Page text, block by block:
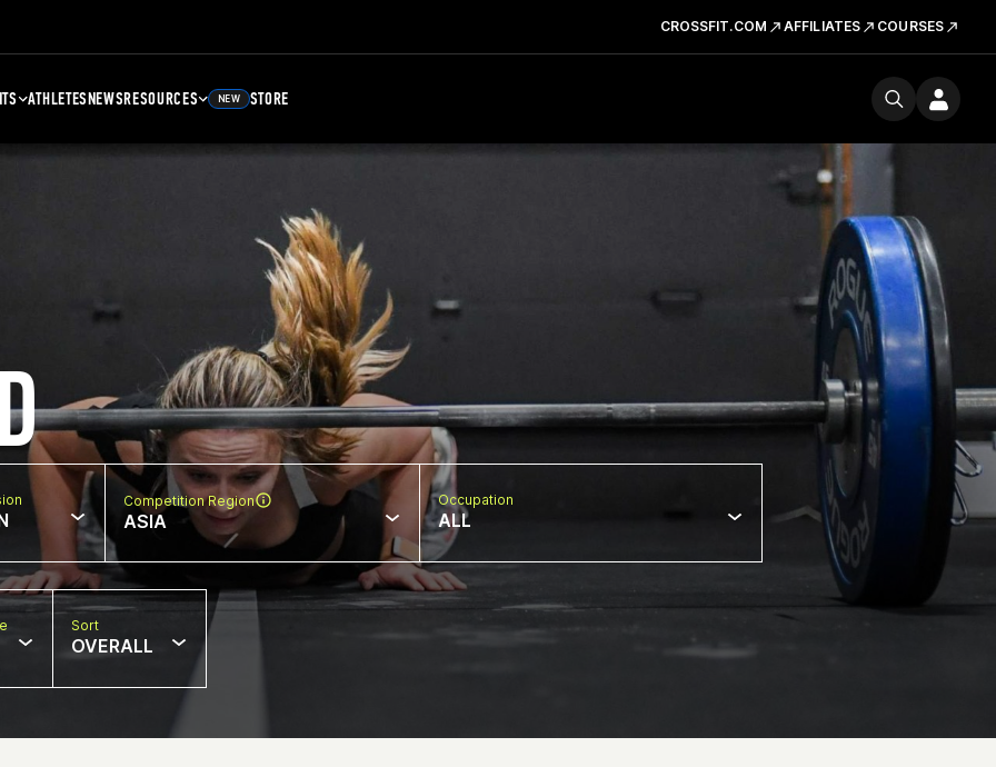
CROSSFIT.COM AFFILIATES COURSES
ATHLETESNEWSRESOURCES NEW STORE
Competition Region
ASIA
Occupation
ALL
Sort
OVERALL